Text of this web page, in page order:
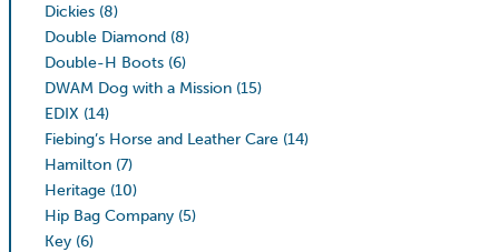
Dickies (8)
Double Diamond (8)
Double-H Boots (6)
DWAM Dog with a Mission (15)
EDIX (14)
Fiebing’s Horse and Leather Care (14)
Hamilton (7)
Heritage (10)
Hip Bag Company (5)
Key (6)